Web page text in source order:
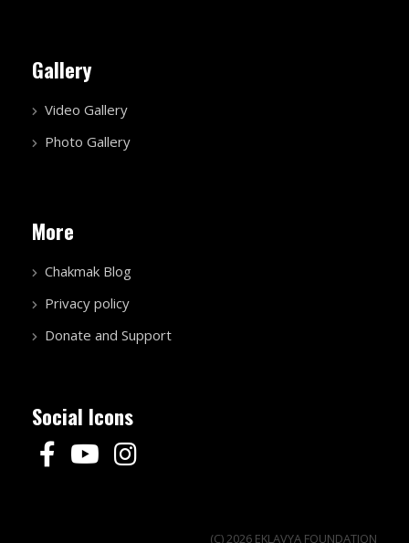
Gallery
Video Gallery
Photo Gallery
More
Chakmak Blog
Privacy policy
Donate and Support
Social Icons
(C) 2026 EKLAVYA FOUNDATION